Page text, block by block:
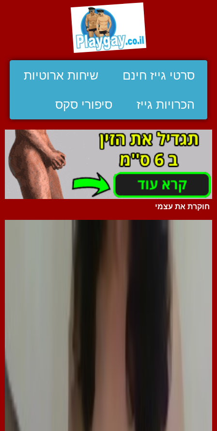
סרטי גייז חינם שיחות ארוטיות
הכרויות גייז סיפורי סקס
חוקרת את עצמי